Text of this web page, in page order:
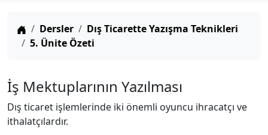
Anasayfa
Dersler
Dış Ticarette Yazışma Teknikleri
5. Ünite Özeti
İş Mektuplarının Yazılması
Dış ticaret işlemlerinde iki önemli oyuncu ihracatçı ve
ithalatçılardır.